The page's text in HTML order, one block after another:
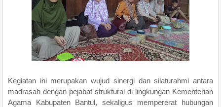
Kegiatan ini merupakan wujud sinergi dan silaturahmi antara
madrasah dengan pejabat struktural di lingkungan Kementerian
Agama Kabupaten Bantul, sekaligus mempererat hubungan